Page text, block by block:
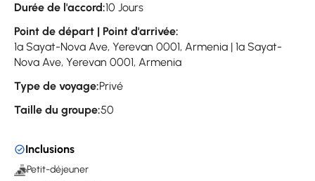
Durée de l'accord:10 Jours
Point de départ | Point d'arrivée:
1a Sayat-Nova Ave, Yerevan 0001, Armenia | 1a Sayat-
Nova Ave, Yerevan 0001, Armenia
Type de voyage:Privé
Taille du groupe:50
Inclusions
Petit-déjeuner